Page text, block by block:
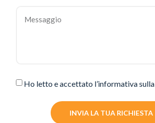
Ho letto e accettato l’informativa sulla
INVIA LA TUA RICHIESTA